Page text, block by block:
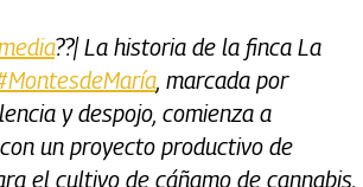
??| La historia de la finca La
, marcada por
y despojo, comienza a
un proyecto productivo de
el cultivo de cáñamo de cannabis.